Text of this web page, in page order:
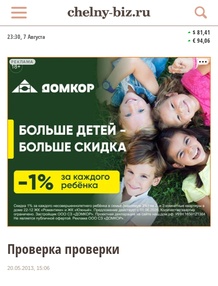
23:30, 7 Августа
$ 81,41
€ 94,06
РЕКЛАМА
Проверка проверки
20.05.2013, 15:06